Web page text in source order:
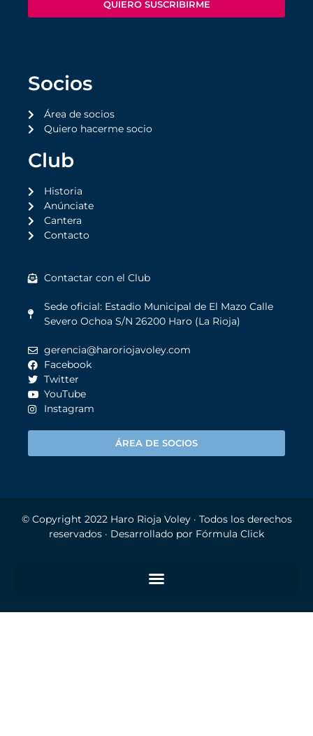
QUIERO SUSCRIBIRME
Socios
Área de socios
Quiero hacerme socio
Club
Historia
Anúnciate
Cantera
Contacto
Contactar con el Club
Sede oficial: Estadio Municipal de El Mazo Calle
Severo Ochoa S/N 26200 Haro (La Rioja)
gerencia@haroriojavoley.com
Facebook
Twitter
YouTube
Instagram
ÁREA DE SOCIOS
© Copyright 2022 Haro Rioja Voley· Todos los derechos
reservados · Desarrollado por Fórmula Click